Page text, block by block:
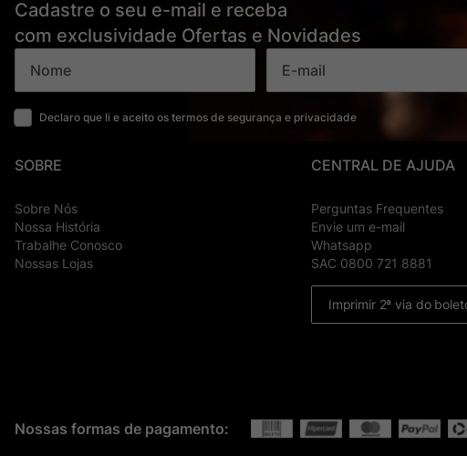
Cadastre o seu e-mail e receba
com exclusividade Ofertas e Novidades
Declaro que li e aceito os termos de segurança e privacidade
SOBRE
Sobre Nós
Nossa História
Trabalhe Conosco
Nossas Lojas
CENTRAL DE AJUDA
Perguntas Frequentes
Envie um e-mail
Whatsapp
SAC 0800 721 8881
Imprimir 2ª via do
Nossas formas de pagamento: